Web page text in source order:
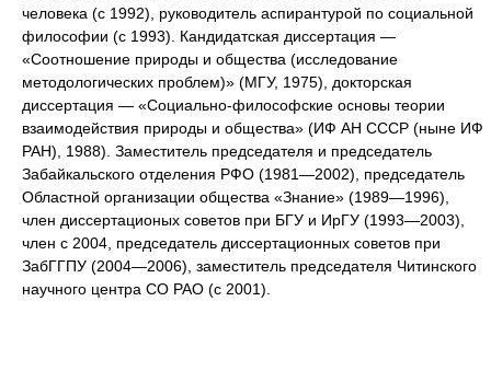
человека (с 1992), руководитель аспирантурой по социальной
философии (с 1993). Кандидатская диссертация —
«Соотношение природы и общества (исследование
методологических проблем)» (МГУ, 1975), докторская
диссертация — «Социально-философские основы теории
взаимодействия природы и общества» (ИФ АН СССР (ныне ИФ
РАН), 1988). Заместитель председателя и председатель
Забайкальского отделения РФО (1981—2002), председатель
Областной организации общества «Знание» (1989—1996),
член диссертационых советов при БГУ и ИрГУ (1993—2003),
член с 2004, председатель диссертационных советов при
ЗабГГПУ (2004—2006), заместитель председателя Читинского
научного центра СО РАО (с 2001).